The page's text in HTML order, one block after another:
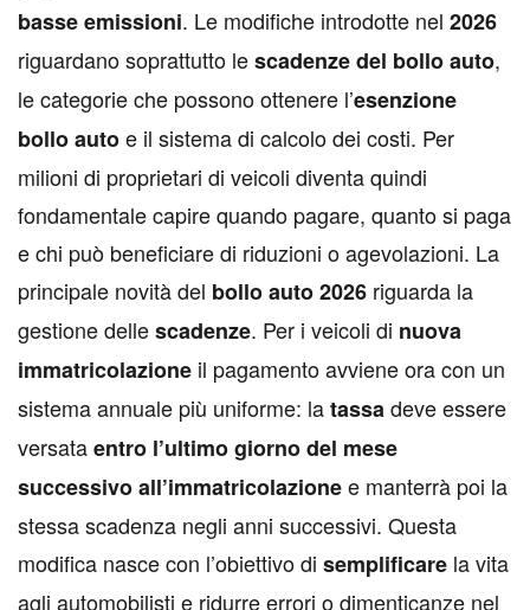
basse emissioni. Le modifiche introdotte nel 2026
riguardano soprattutto lescadenze del bollo auto,
le categorie che possono ottenere l’esenzione
bollo autoe il sistema di calcolo dei costi. Per
milioni di proprietari di veicoli diventa quindi
fondamentale capire quando pagare, quanto si paga
e chi può beneficiare di riduzioni o agevolazioni. La
principale novità del bollo auto 2026 riguarda la
gestione dellescadenze. Per i veicoli di nuova
immatricolazione il pagamento avviene ora con un
sistema annuale più uniforme: latassadeve essere
versataentro l’ultimo giorno del mese
successivo all’immatricolazionee manterrà poi la
stessa scadenza negli anni successivi. Questa
modifica nasce con l’obiettivo di semplificare la vita
agli automobilisti e ridurre errori o dimenticanze nel